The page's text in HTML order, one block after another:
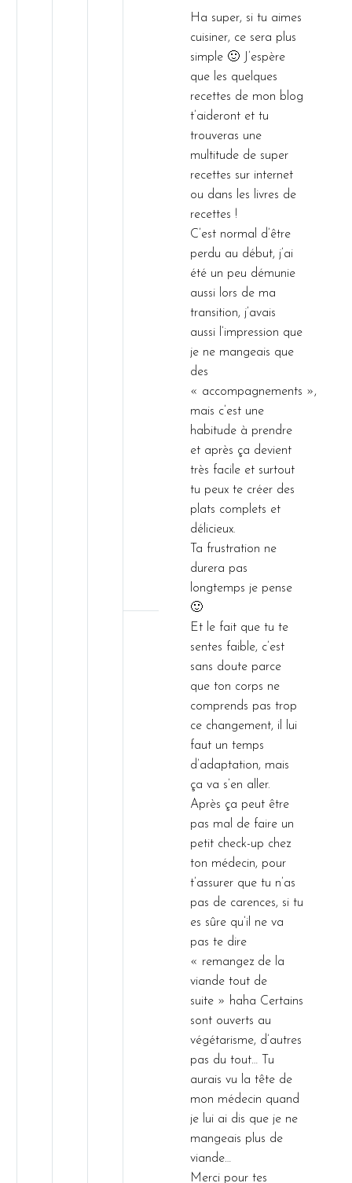
Ha super, si tu aimes
cuisiner, ce sera plus
simple 🙂 J’espère
que les quelques
recettes de mon blog
t’aideront et tu
trouveras une
multitude de super
recettes sur internet
ou dans les livres de
recettes !
C’est normal d’être
perdu au début, j’ai
été un peu démunie
aussi lors de ma
transition, j’avais
aussi l’impression que
je ne mangeais que
des
« accompagnements »,
mais c’est une
habitude à prendre
et après ça devient
très facile et surtout
tu peux te créer des
plats complets et
délicieux.
Ta frustration ne
durera pas
longtemps je pense
🙂
Et le fait que tu te
sentes faible, c’est
sans doute parce
que ton corps ne
comprends pas trop
ce changement, il lui
faut un temps
d’adaptation, mais
ça va s’en aller.
Après ça peut être
pas mal de faire un
petit check-up chez
ton médecin, pour
t’assurer que tu n’as
pas de carences, si tu
es sûre qu’il ne va
pas te dire
« remangez de la
viande tout de
suite » haha Certains
sont ouverts au
végétarisme, d’autres
pas du tout… Tu
aurais vu la tête de
mon médecin quand
je lui ai dis que je ne
mangeais plus de
viande…
Merci pour tes